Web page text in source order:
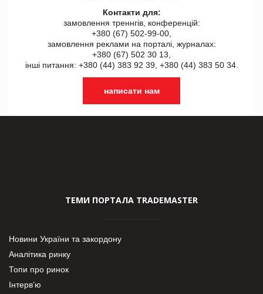
Контакти для:
замовлення треннгів, конференцій:
+380 (67) 502-99-00,
замовлення реклами на порталі, журналах:
+380 (67) 502 30 13,
інші питання: +380 (44) 383 92 39, +380 (44) 383 50 34.
написати нам
ТЕМИ ПОРТАЛА TRADEMASTER
Новини України та закордону
Аналітика ринку
Топи про ринок
Інтерв’ю